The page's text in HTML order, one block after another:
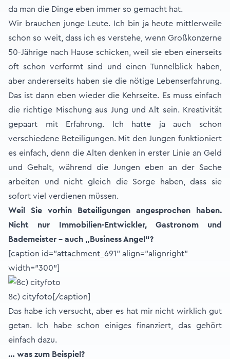
da man die Dinge eben immer so gemacht hat.
Wir brauchen junge Leute. Ich bin ja heute mittlerweile
schon so weit, dass ich es verstehe, wenn Großkonzerne
50-Jährige nach Hause schicken, weil sie eben einerseits
oft schon verformt sind und einen Tunnelblick haben,
aber andererseits haben sie die nötige Lebenserfahrung.
Das ist dann eben wieder die Kehrseite. Es muss einfach
die richtige Mischung aus Jung und Alt sein. Kreativität
gepaart mit Erfahrung. Ich hatte ja auch schon
verschiedene Beteiligungen. Mit den Jungen funktioniert
es einfach, denn die Alten denken in erster Linie an Geld
und Gehalt, während die Jungen eben an der Sache
arbeiten und nicht gleich die Sorge haben, dass sie
sofort viel verdienen müssen.
Weil Sie vorhin Beteiligungen angesprochen haben.
Nicht nur Immobilien-Entwickler, Gastronom und
Bademeister – auch „Business Angel“?
[caption id="attachment_691" align="alignright"
width="300"]
8c) cityfoto[/caption]
Das habe ich versucht, aber es hat mir nicht wirklich gut
getan. Ich habe schon einiges finanziert, das gehört
einfach dazu.
… was zum Beispiel?